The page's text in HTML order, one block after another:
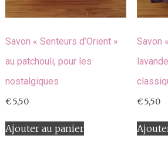
Savon « Senteurs d’Orient »
au patchouli, pour les
nostalgiques
€5,50
Ajouter au panier
Savon
€5,50